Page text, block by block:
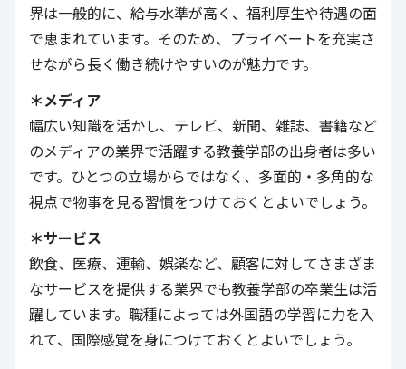
界は一般的に、給与水準が高く、福利厚生や待遇の面
で恵まれています。そのため、プライベートを充実さ
せながら長く働き続けやすいのが魅力です。
＊メディア
幅広い知識を活かし、テレビ、新聞、雑誌、書籍など
のメディアの業界で活躍する教養学部の出身者は多い
です。ひとつの立場からではなく、多面的・多角的な
視点で物事を見る習慣をつけておくとよいでしょう。
＊サービス
飲食、医療、運輸、娯楽など、顧客に対してさまざま
なサービスを提供する業界でも教養学部の卒業生は活
躍しています。職種によっては外国語の学習に力を入
れて、国際感覚を身につけておくとよいでしょう。